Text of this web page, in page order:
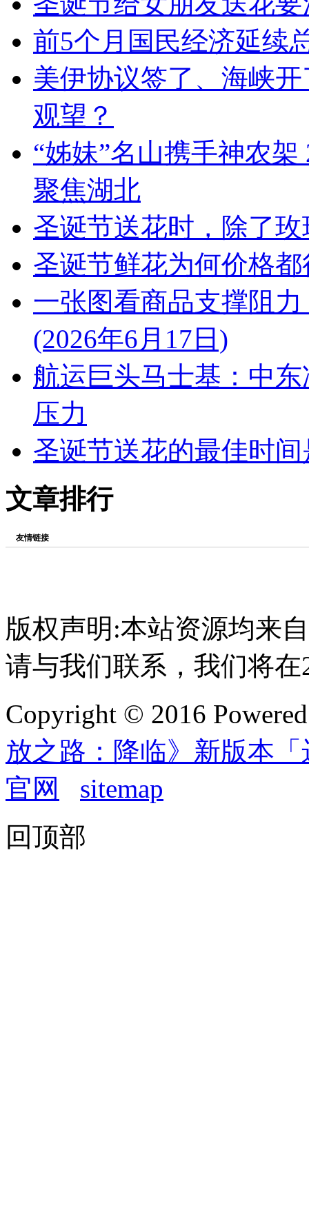
前5个月国民经济延续
美伊协议签了、海峡
观望？
“姊妹”名山携手神农
聚焦湖北
圣诞节送花时，除了
圣诞节鲜花为何价格
一张图看商品支撑阻
(2026年6月17日)
航运巨头马士基：中
压力
圣诞节送花的最佳时
文章排行
友情链接
版权声明:本站资源均来
请与我们联系，我们将
Copyright © 2016
放之路：降临》新版本
官网
sitemap
回顶部